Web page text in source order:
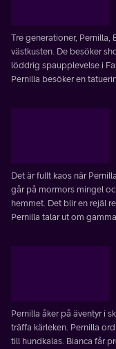
Tre generationer, Pernilla,
västkusten. De besöker
löddrig spaupplevelse i
Pernilla besöker en
Det är fullt kaos när
går på mormors mingel
hemmet. Det blir en rejäl
Pernilla talar ut om
Pernilla åker på äventyr i
träffa kärleken. Pernilla
till hundkalas. Bianca får